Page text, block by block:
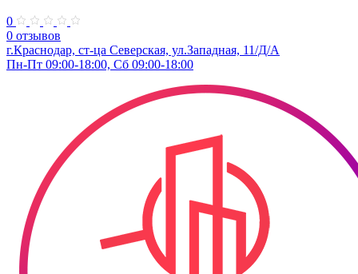
0
0 отзывов
г.Краснодар, ст-ца Северская, ул.Западная, 11/Д/А
Пн-Пт 09:00-18:00, Сб 09:00-18:00